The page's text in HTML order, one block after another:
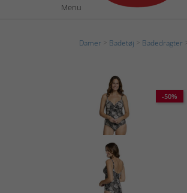
Menu
Damer Badetøj Badedragter
-50%